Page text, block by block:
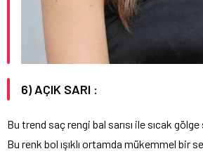
6) AÇIK SARI :
Bu trend saç rengi bal sarısı ile sıcak gölge
Bu renk bol ışıklı ortamda mükemmel bir